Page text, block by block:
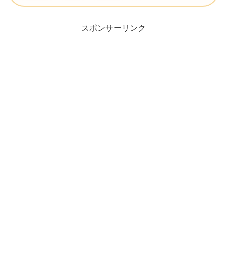
スポンサーリンク